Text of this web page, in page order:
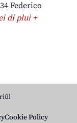
Federico
di plui +
Cookie Policy